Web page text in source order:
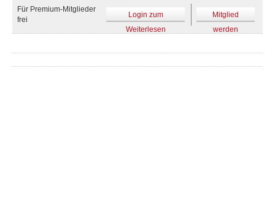
Für Premium-Mitglieder
frei
Login zum
Weiterlesen
Mitglied
werden